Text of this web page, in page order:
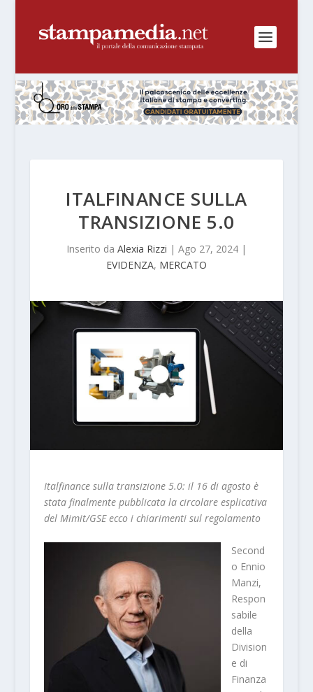
ITALFINANCE SULLA
TRANSIZIONE 5.0
Inserito da Alexia Rizzi | Ago 27, 2024|
EVIDENZA, MERCATO
Italfinance sulla transizione 5.0: il 16 di agosto è
stata finalmente pubblicata la circolare esplicativa
del Mimit/GSE ecco i chiarimenti sul regolamento
Second
o Ennio
Manzi,
Respon
sabile
della
Division
e di
Finanza